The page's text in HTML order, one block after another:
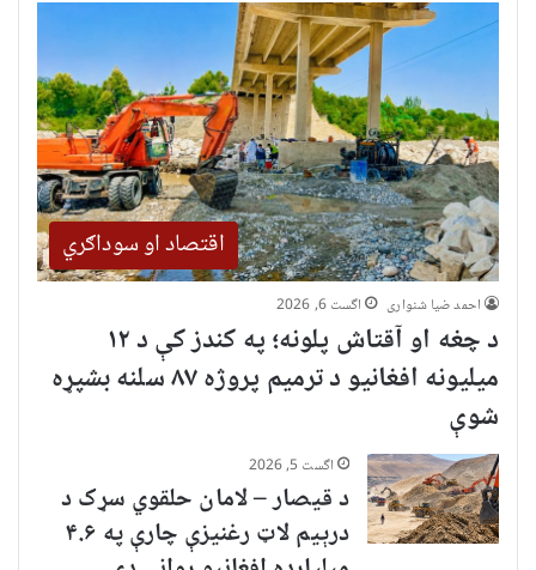
اقتصاد او سوداګري
احمد ضیا شنواری اگست 6, 2026
د چغه او آقتاش پلونه؛ په کندز کې د ۱۲
میلیونه افغانیو د ترمیم پروژه ۸۷ سلنه بشپړه
شوې
اگست 5, 2026
د قیصار – لامان حلقوي سړک د
درېیم لاټ رغنیزې چارې په ۴.۶